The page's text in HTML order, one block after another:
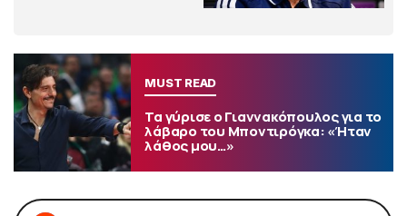
MUST READ
Τα γύρισε ο Γιαννακόπουλος για το
λάβαρο του Μποντιρόγκα: «Ήταν
λάθος μου…»